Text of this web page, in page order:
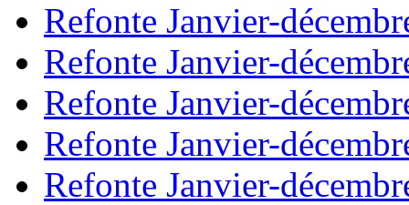
Refonte Janvier-
Refonte Janvier-
Refonte Janvier-
Refonte Janvier-
Refonte Janvier-